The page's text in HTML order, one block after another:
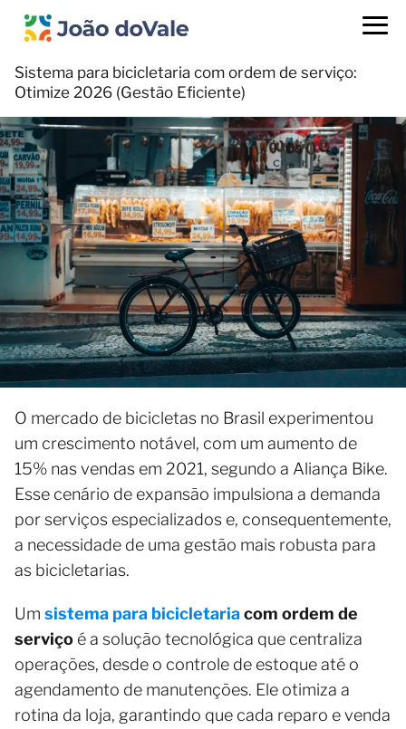
Sistema para bicicletaria com ordem de serviço:
Otimize 2026 (Gestão Eficiente)
O mercado de bicicletas no Brasil experimentou
um crescimento notável, com um aumento de
15% nas vendas em 2021, segundo a Aliança Bike.
Esse cenário de expansão impulsiona a demanda
por serviços especializados e, consequentemente,
a necessidade de uma gestão mais robusta para
as bicicletarias.
Um sistema para bicicletariacom ordem de
serviço é a solução tecnológica que centraliza
operações, desde o controle de estoque até o
agendamento de manutenções. Ele otimiza a
rotina da loja, garantindo que cada reparo e venda